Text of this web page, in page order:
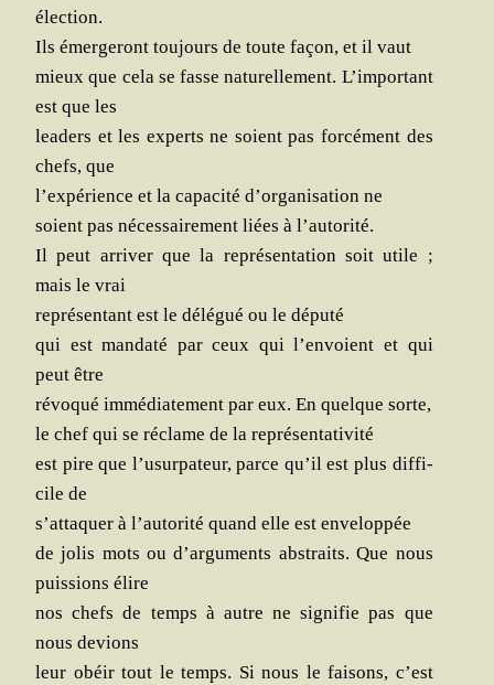
élection.
Ils émer­ge­ront tou­jours de toute façon, et il vaut
mieux que cela se fasse natu­rel­le­ment. L’important
est que les
lea­ders et les experts ne soient pas for­cé­ment des
chefs, que
l’expérience et la capa­ci­té d’organisation ne
soient pas néces­sai­re­ment liées à l’autorité.
Il peut arri­ver que la repré­sen­ta­tion soit utile ;
mais le vrai
repré­sen­tant est le délé­gué ou le député
qui est man­da­té par ceux qui l’envoient et qui
peut être
révo­qué immé­dia­te­ment par eux. En quelque sorte,
le chef qui se réclame de la représentativité
est pire que l’usurpateur, parce qu’il est plus dif­fi­
cile de
s’attaquer à l’autorité quand elle est enveloppée
de jolis mots ou d’arguments abs­traits. Que nous
puis­sions élire
nos chefs de temps à autre ne signi­fie pas que
nous devions
leur obéir tout le temps. Si nous le fai­sons, c’est